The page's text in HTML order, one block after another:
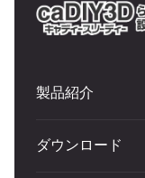
製品紹介
ダウンロード